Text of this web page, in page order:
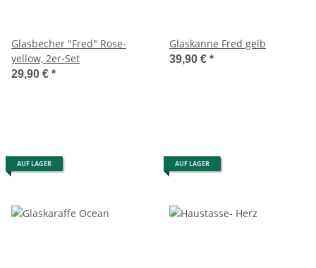
Glasbecher "Fred" Rose-
yellow, 2er-Set
29,90 € *
Glaskanne Fred gelb
39,90 € *
AUF LAGER AUF LAGER